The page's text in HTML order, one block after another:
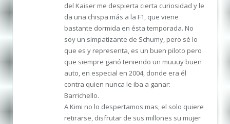
del Kaiser me despierta cierta curiosidad y le
da una chispa más a la F1, que viene
bastante dormida en ésta temporada. No
soy un simpatizante de Schumy, pero sé lo
que es y representa, es un buen piloto pero
que siempre ganó teniendo un muuuy buen
auto, en especial en 2004, donde era él
contra quien nunca le iba a ganar:
Barrichello.
A Kimi no lo despertamos mas, el solo quiere
retirarse, disfrutar de sus millones su mujer